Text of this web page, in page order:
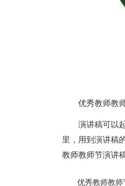
优秀教师教
演讲稿可以
里，用到演讲稿
教师教师节演讲
优秀教师教师